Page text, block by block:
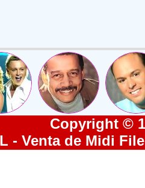
Copyright ©
- Venta de Midi